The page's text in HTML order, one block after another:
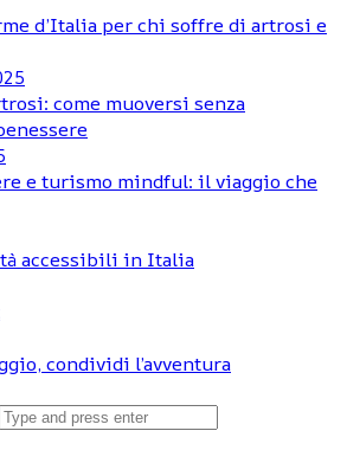
d’Italia per chi soffre di artrosi e
come muoversi senza
e turismo mindful: il viaggio che
accessibili in Italia
condividi l’avventura